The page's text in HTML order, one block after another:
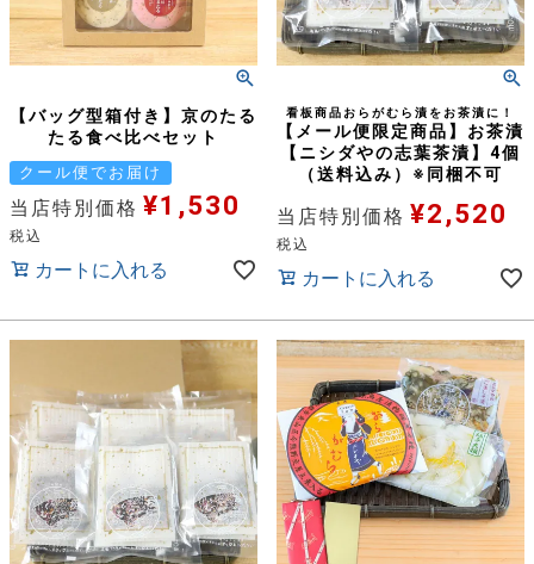
【バッグ型箱付き】京のたる
たる食べ比べセット
クール便でお届け
当店特別価格 ¥1,530
税込
カートに入れる
看板商品おらがむら漬をお茶漬に！
【メール便限定商品】お茶漬
【ニシダやの志葉茶漬】4個
（送料込み）※同梱不可
当店特別価格 ¥2,520
税込
カートに入れる